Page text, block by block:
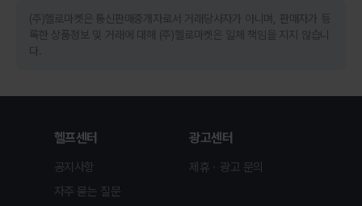
(주)헬로마켓은 통신판매중개자로서 거래당사자가 아니며, 판매자가 등
록한 상품정보 및 거래에 대해 (주)헬로마켓은 일체 책임을 지지 않습니
다.
헬프센터
공지사항
자주 묻는 질문
광고센터
제휴ㆍ광고 문의